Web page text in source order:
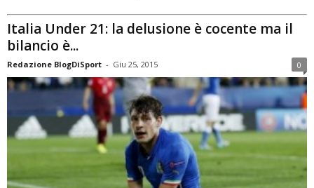
Italia Under 21: la delusione è cocente ma il
bilancio è...
Redazione BlogDiSport - Giu 25, 2015 0